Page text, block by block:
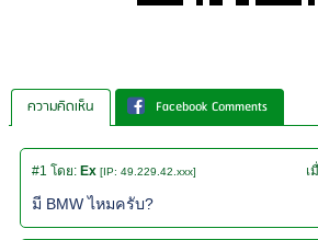
ความคิดเห็น Facebook Comments
#1 โดย: Ex [IP: 49.229.42.xxx] เ
มี BMW ไหมครับ?